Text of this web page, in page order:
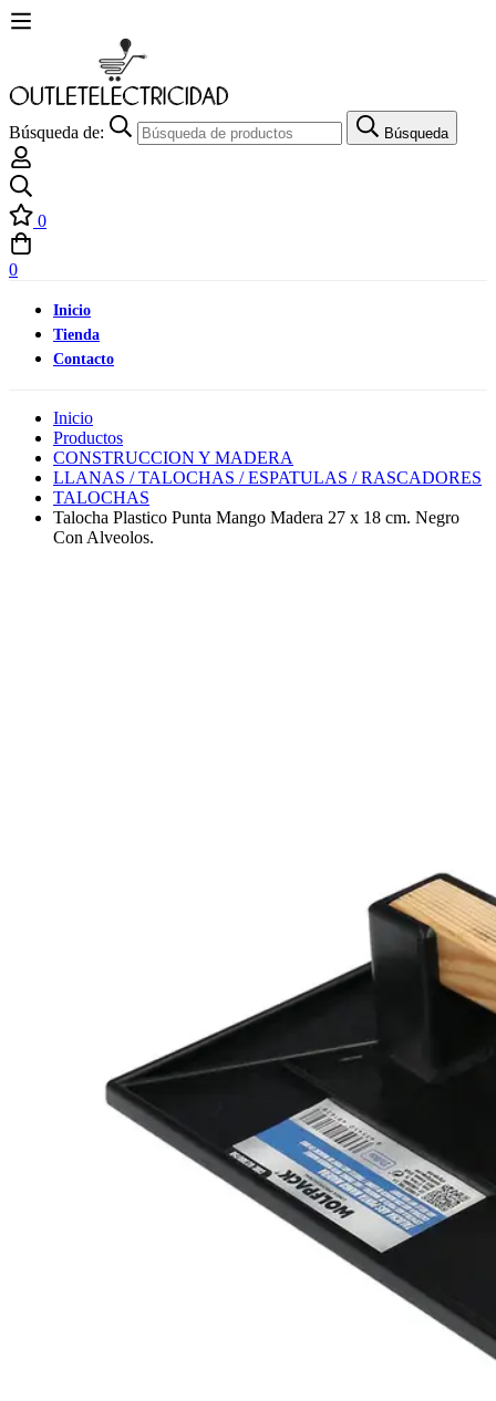
Búsqueda de: Búsqueda
0
0
Inicio
Tienda
Contacto
Inicio
Productos
CONSTRUCCION Y MADERA
LLANAS / TALOCHAS / ESPATULAS / RASCADORES
TALOCHAS
Talocha Plastico Punta Mango Madera 27 x 18 cm. Negro
Con Alveolos.